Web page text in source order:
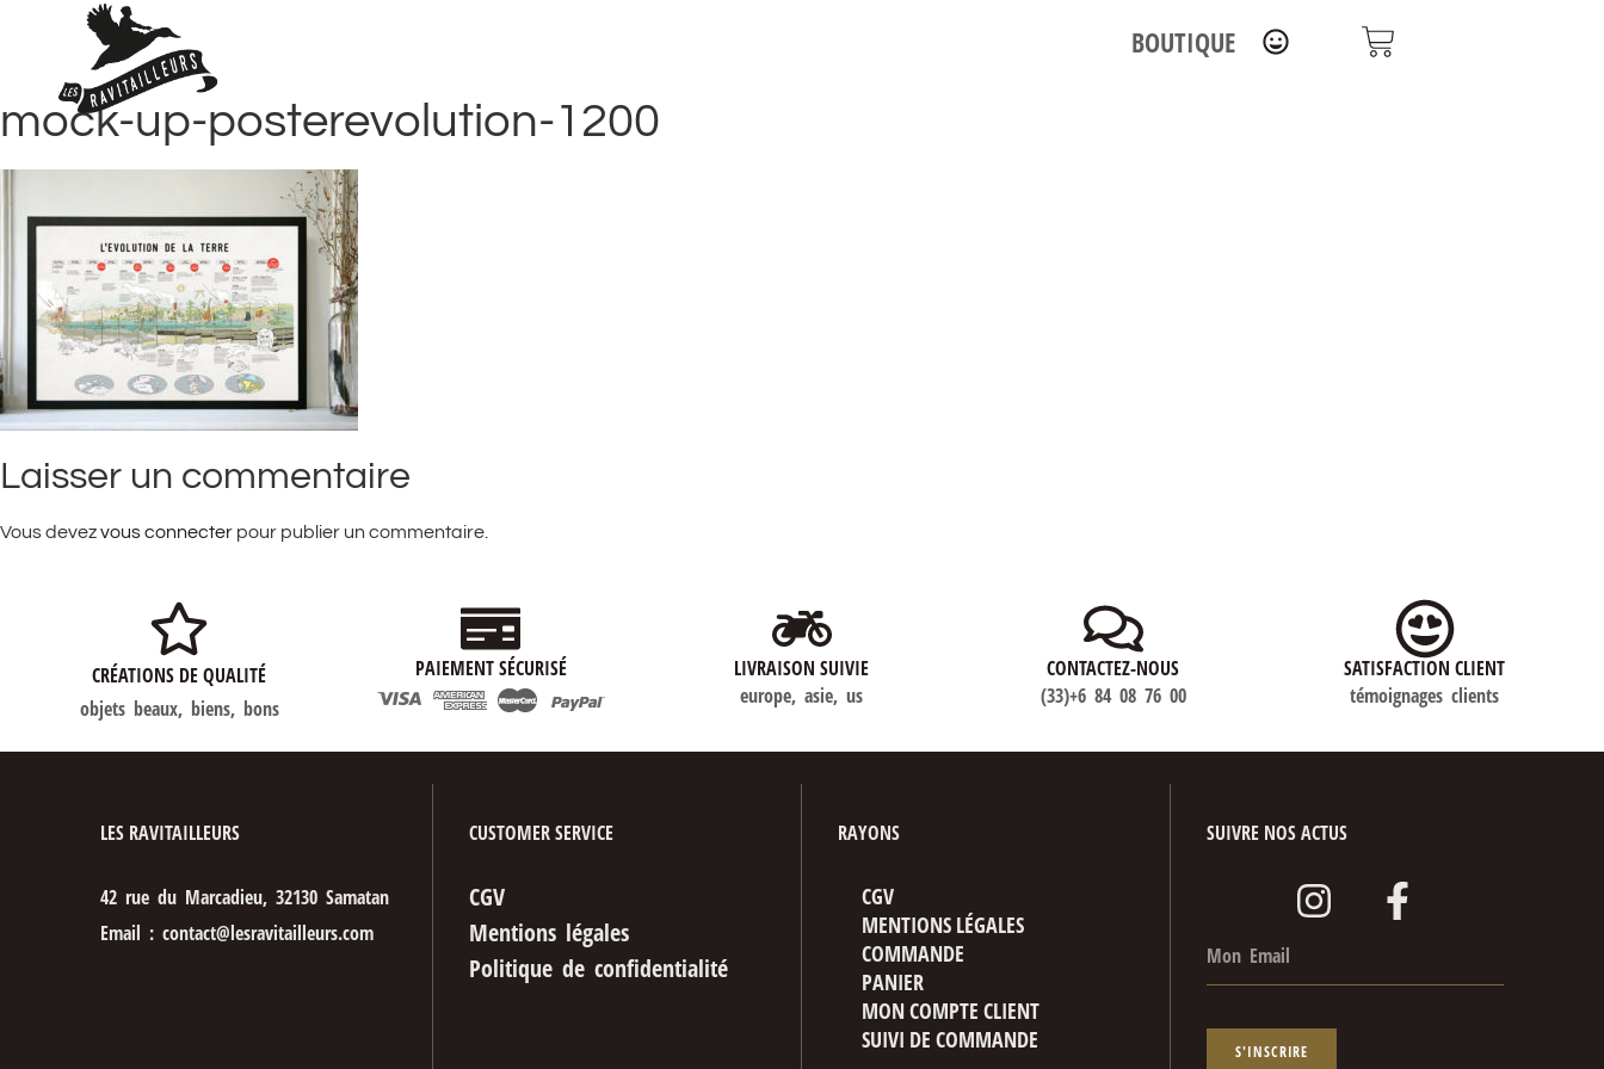
BOUTIQUE
mock-up-posterevolution-1200
Laisser un commentaire
Vous devezvous connecter pour publier un commentaire.
CRÉATIONS DE QUALITÉ
objets beaux, biens, bons
PAIEMENT SÉCURISÉ
LIVRAISON SUIVIE
europe, asie, us
CONTACTEZ-NOUS
(33)+6 84 08 76 00
SATISFACTION CLIENT
témoignages clients
LES RAVITAILLEURS
42 rue du Marcadieu, 32130 Samatan
Email : contact@lesravitailleurs.com
CUSTOMER SERVICE
CGV
Mentions légales
Politique de confidentialité
RAYONS
CGV
MENTIONS LÉGALES
COMMANDE
PANIER
MON COMPTE CLIENT
SUIVI DE COMMANDE
SUIVRE NOS ACTUS
S'INSCRIRE